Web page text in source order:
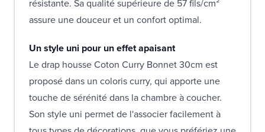
résistante. Sa qualité supérieure de 57 fils/cm²
assure une douceur et un confort optimal.
Un style uni pour un effet apaisant
Le drap housse Coton Curry Bonnet 30cm est
proposé dans un coloris curry, qui apporte une
touche de sérénité dans la chambre à coucher.
Son style uni permet de l'associer facilement à